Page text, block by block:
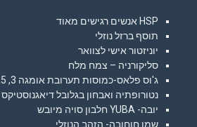
HSP אנשים רגישים מאוד
תוסף ברזל נוזלי
יוניזטור אישי לצוואר
סליקורניה – צמח מלח
ג'וס פלאס-כמוסות תערובת אומגה 3, 5, 6, 7, ו-9
נטורופתיה ואבחון בגלובל דיאגנוסטיקס
יובה- YUBA חלבון סויה מיובש
שמן חוחובה- הזהב הנוזלי